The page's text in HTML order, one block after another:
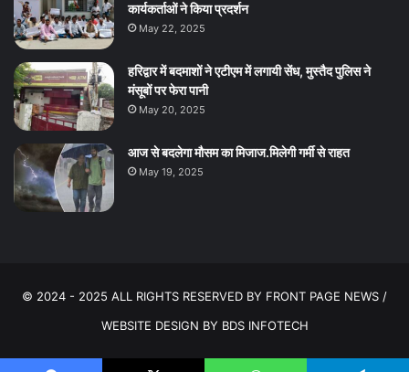
कार्यकर्ताओं ने किया प्रदर्शन
May 22, 2025
हरिद्वार में बदमाशों ने एटीएम में लगायी सेंध, मुस्तैद पुलिस ने
मंसूबों पर फेरा पानी
May 20, 2025
आज से बदलेगा मौसम का मिजाज.मिलेगी गर्मी से राहत
May 19, 2025
© 2024 - 2025 ALL RIGHTS RESERVED BY FRONT PAGE NEWS /
WEBSITE DESIGN BY BDS INFOTECH